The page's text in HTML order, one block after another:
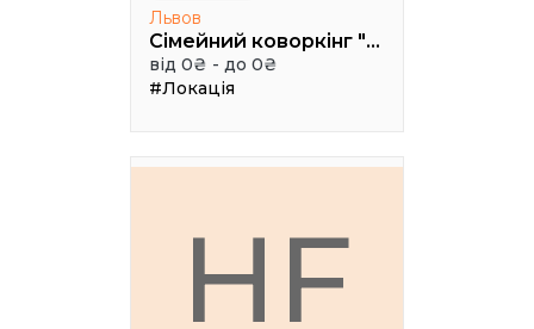
Львов
Сімейний коворкінг "Щастя"
від 0₴ - до 0₴
#Локація
HF